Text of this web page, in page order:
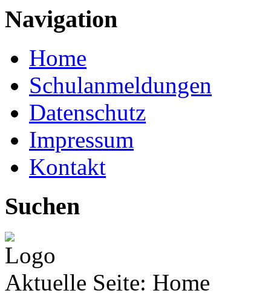
Navigation
Home
Schulanmeldungen
Datenschutz
Impressum
Kontakt
Suchen
Aktuelle Seite: Home